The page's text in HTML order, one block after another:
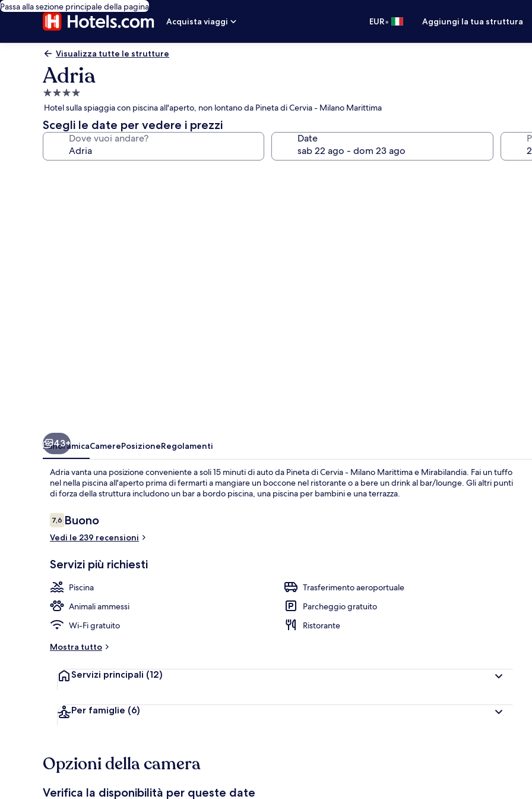
Passa alla sezione principale della pagina
Acquista viaggi
EUR• Aggiungi la tua struttura
Visualizza tutte le strutture
Adria
Struttura
a
4.0
stelle
Hotel sulla spiaggia con piscina all'aperto, non lontano da Pineta di Cervia - Milano Marittima
Scegli le date per vedere i prezzi
Dove vuoi andare? Date
43+
PanoramicaCamerePosizioneRegolamenti
Adria vanta una posizione conveniente a soli 15 minuti di auto da Pineta di Cervia - Milano Marittima e Mirabilandia. Fai un tuffo
nel nella piscina all'aperto prima di fermarti a mangiare un boccone nel ristorante o a bere un drink al bar/lounge. Gli altri punti
di forza della struttura includono un bar a bordo piscina, una piscina per bambini e una terrazza.
Recensioni
7,67,6 su 10
Buono
Vedi le 239 recensioni
Servizi più richiesti
Piscina
Trasferimento aeroportuale
Animali ammessi
Parcheggio gratuito
Wi-Fi gratuito
Ristorante
Mostra tutto
Servizi principali (12)
Per famiglie (6)
Opzioni della camera
Verifica la disponibilità per queste date